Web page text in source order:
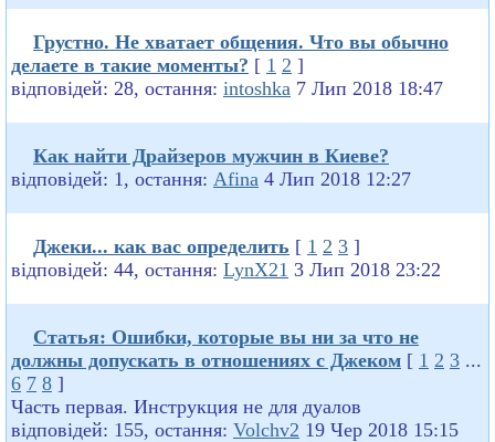
Грустно. Не хватает общения. Что вы обычно
делаете в такие моменты? [ 1 2 ]
відповідей: 28, остання: intoshka 7 Лип 2018 18:47
Как найти Драйзеров мужчин в Киеве?
відповідей: 1, остання: Afina 4 Лип 2018 12:27
Джеки... как вас определить [ 1 2 3 ]
відповідей: 44, остання: LynX21 3 Лип 2018 23:22
Стaтья: Ошибки, которые вы ни за что не
должны допускать в отношениях с Джеком [ 1 2 3 ...
6 7 8 ]
Часть первая. Инструкция не для дуалов
відповідей: 155, остання: Volchv2 19 Чер 2018 15:15